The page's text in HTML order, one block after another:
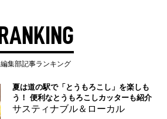
RANKING
編集部記事ランキング
夏は道の駅で「とうもろこし」を楽しも
う！ 便利なとうもろこしカッターも紹介
サスティナブル＆ローカル